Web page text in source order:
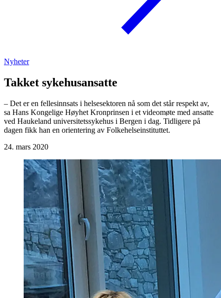
Nyheter
Takket sykehusansatte
– Det er en fellesinnsats i helsesektoren nå som det står respekt av,
sa Hans Kongelige Høyhet Kronprinsen i et videomøte med ansatte
ved Haukeland universitetssykehus i Bergen i dag. Tidligere på
dagen fikk han en orientering av Folkehelseinstituttet.
24. mars 2020